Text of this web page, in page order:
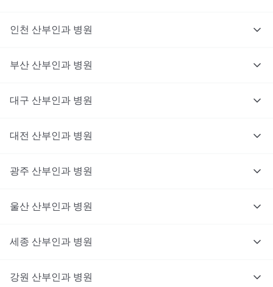
인천 산부인과 병원
부산 산부인과 병원
대구 산부인과 병원
대전 산부인과 병원
광주 산부인과 병원
울산 산부인과 병원
세종 산부인과 병원
강원 산부인과 병원